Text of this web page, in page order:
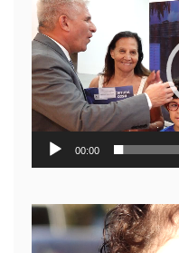
de
video
00:00
Reproductor
de